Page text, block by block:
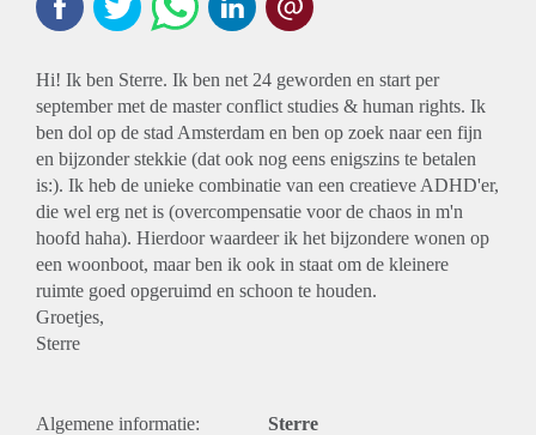
Hi! Ik ben Sterre. Ik ben net 24 geworden en start per
september met de master conflict studies & human rights. Ik
ben dol op de stad Amsterdam en ben op zoek naar een fijn
en bijzonder stekkie (dat ook nog eens enigszins te betalen
is:). Ik heb de unieke combinatie van een creatieve ADHD'er,
die wel erg net is (overcompensatie voor de chaos in m'n
hoofd haha). Hierdoor waardeer ik het bijzondere wonen op
een woonboot, maar ben ik ook in staat om de kleinere
ruimte goed opgeruimd en schoon te houden.
Groetjes,
Sterre
Algemene informatie: Sterre